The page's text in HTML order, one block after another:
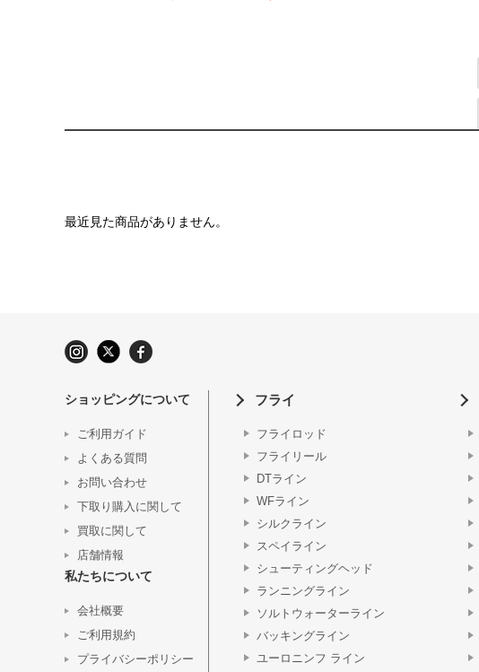
最近見た商品がありません。
ショッピングについて
ご利用ガイド
よくある質問
お問い合わせ
下取り購入に関して
買取に関して
店舗情報
私たちについて
会社概要
ご利用規約
プライバシーポリシー
フライ
フライロッド
フライリール
DTライン
WFライン
シルクライン
スペイライン
シューティングヘッド
ランニングライン
ソルトウォーターライン
バッキングライン
ユーロニンフ ライン